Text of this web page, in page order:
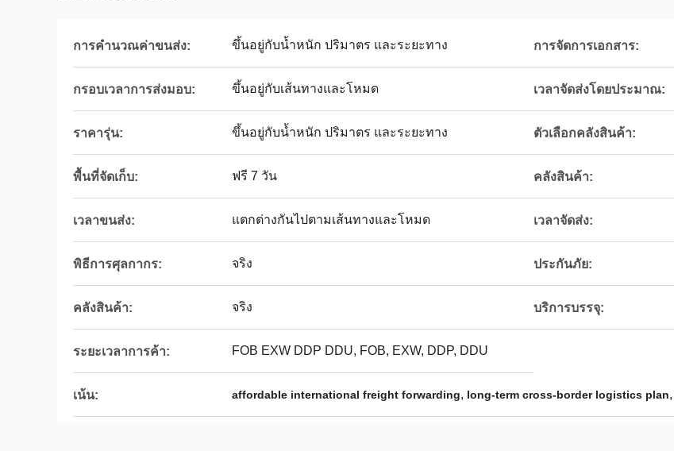
การคำนวณค่าขนส่ง: ขึ้นอยู่กับน้ำหนัก ปริมาตร และระยะทาง การจัดการเอกสาร:
กรอบเวลาการส่งมอบ: ขึ้นอยู่กับเส้นทางและโหมด เวลาจัดส่งโดยประมาณ:
ราคารุ่น: ขึ้นอยู่กับน้ำหนัก ปริมาตร และระยะทาง ตัวเลือกคลังสินค้า:
พื้นที่จัดเก็บ: ฟรี 7 วัน คลังสินค้า:
เวลาขนส่ง: แตกต่างกันไปตามเส้นทางและโหมด เวลาจัดส่ง:
พิธีการศุลกากร: จริง ประกันภัย:
คลังสินค้า: จริง บริการบรรจุ:
ระยะเวลาการค้า: FOB EXW DDP DDU, FOB, EXW, DDP, DDU
เน้น: affordable international freight forwarding, long-term cross-border logistics plan,